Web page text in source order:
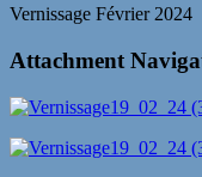
Vernissage Février 2024
Attachment